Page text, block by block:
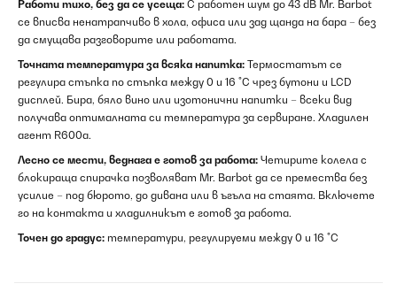
Работи тихо, без да се усеща: С работен шум до 43 dB Mr. Barbot
се вписва ненатрапчиво в хола, офиса или зад щанда на бара – без
да смущава разговорите или работата.
Точната температура за всяка напитка: Термостатът се
регулира стъпка по стъпка между 0 и 16 °C чрез бутони и LCD
дисплей. Бира, бяло вино или изотонични напитки – всеки вид
получава оптималната си температура за сервиране. Хладилен
агент R600a.
Лесно се мести, веднага е готов за работа: Четирите колела с
блокираща спирачка позволяват Mr. Barbot да се премества без
усилие – под бюрото, до дивана или в ъгъла на стаята. Включете
го на контакта и хладилникът е готов за работа.
Точен до градус: температури, регулируеми между 0 и 16 °C